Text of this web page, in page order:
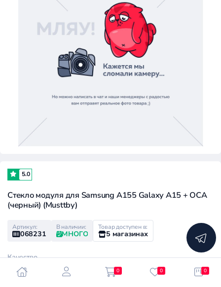
5.0
Стекло модуля для Samsung A155 Galaxy A15 + OCA
(черный) (Musttby)
Артикул:
068231
В наличии:
МНОГО
Товар доступен в:
5 магазинах
Качество
High
Medium 0 0 0